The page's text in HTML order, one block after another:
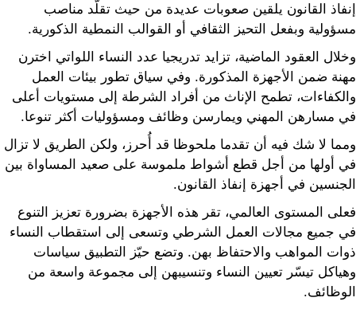
إنفاذ القانون يلقين صعوبات عديدة من حيث تقلّد مناصب
مسؤولية وبفعل التحيز الثقافي أو القوالب النمطية الذكورية.
وخلال العقود الماضية، تزايد تدريجيا عدد النساء اللواتي اخترن
مهنة ضمن الأجهزة المذكورة. وفي سياق تطور بيئات العمل
والكفاءات، تطمح الإناث من أفراد الشرطة إلى مستويات أعلى
في مسارهن المهني ويمارسن وظائف ومسؤوليات أكثر تنوعا.
ومما لا شك فيه أن تقدما ملحوظا قد أُحرز، ولكن الطريق لا تزال
في أولها من أجل قطع أشواط ملموسة على صعيد المساواة بين
الجنسين في أجهزة إنفاذ القانون.
فعلى المستوى العالمي، تقر هذه الأجهزة بضرورة تعزيز التنوع
في جميع مجالات العمل الشرطي وتسعى إلى استقطاب النساء
ذوات المواهب والاحتفاظ بهن. وتضع حيّز التطبيق سياسات
وهياكل تيسّر تعيين النساء وتنسيبهن إلى مجموعة واسعة من
الوظائف.